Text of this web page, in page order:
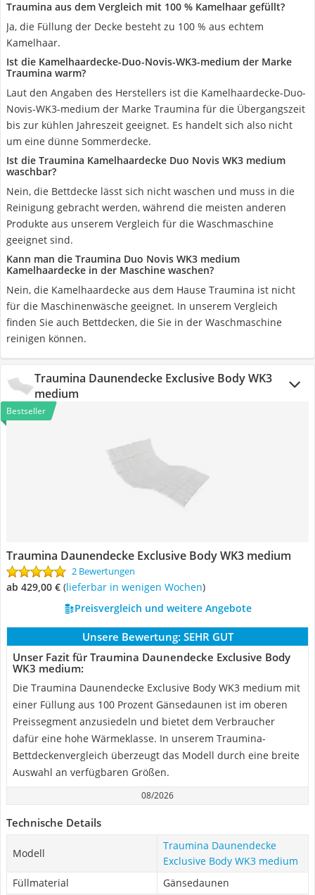
Traumina aus dem Vergleich mit 100 % Kamelhaar gefüllt?
Ja, die Füllung der Decke besteht zu 100 % aus echtem
Kamelhaar.
Ist die Kamelhaardecke-Duo-Novis-WK3-medium der Marke
Traumina warm?
Laut den Angaben des Herstellers ist die Kamelhaardecke-Duo-
Novis-WK3-medium der Marke Traumina für die Übergangszeit
bis zur kühlen Jahreszeit geeignet. Es handelt sich also nicht
um eine dünne Sommerdecke.
Ist die Traumina Kamelhaardecke Duo Novis WK3 medium
waschbar?
Nein, die Bettdecke lässt sich nicht waschen und muss in die
Reinigung gebracht werden, während die meisten anderen
Produkte aus unserem Vergleich für die Waschmaschine
geeignet sind.
Kann man die Traumina Duo Novis WK3 medium
Kamelhaardecke in der Maschine waschen?
Nein, die Kamelhaardecke aus dem Hause Traumina ist nicht
für die Maschinenwäsche geeignet. In unserem Vergleich
finden Sie auch Bettdecken, die Sie in der Waschmaschine
reinigen können.
Traumina Daunendecke Exclusive Body WK3
medium
Bestseller
Traumina Daunendecke Exclusive Body WK3 medium
2 Bewertungen
ab 429,00 € ( Lieferbar in wenigen Wochen)
Preisvergleich und weitere Angebote
Unsere Bewertung: SEHR GUT
Unser Fazit für Traumina Daunendecke Exclusive Body
WK3 medium:
Die Traumina Daunendecke Exclusive Body WK3 medium mit
einer Füllung aus 100 Prozent Gänsedaunen ist im oberen
Preissegment anzusiedeln und bietet dem Verbraucher
dafür eine hohe Wärmeklasse. In unserem Traumina-
Bettdeckenvergleich überzeugt das Modell durch eine breite
Auswahl an verfügbaren Größen.
08/2026
Technische Details
Modell
Traumina Daunendecke
Exclusive Body WK3 medium
Füllmaterial
Gänsedaunen